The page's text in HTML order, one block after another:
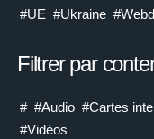
#UE #Ukraine
Filtrer par
# #Audio #Cartes
#Vidéos